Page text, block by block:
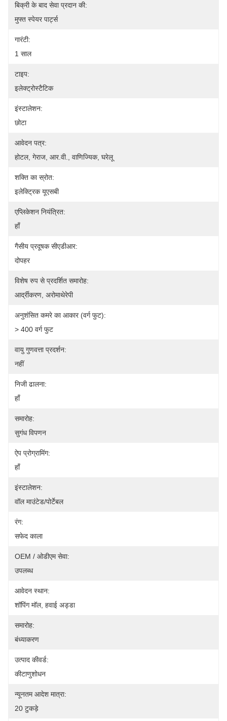
बिक्री के बाद सेवा प्रदान की:
मुफ्त स्पेयर पार्ट्स
गारंटी:
1 साल
टाइप:
इलेक्ट्रोस्टैटिक
इंस्टालेशन:
छोटा
आवेदन पत्र:
होटल, गेराज, आर.वी., वाणिज्यिक, घरेलू
शक्ति का स्रोत:
इलेक्ट्रिक यूएसबी
एप्लिकेशन नियंत्रित:
हाँ
गैसीय प्रदूषक सीएडीआर:
दोपहर
विशेष रुप से प्रदर्शित समारोह:
आर्द्रीकरण, अरोमाथेरेपी
अनुशंसित कमरे का आकार (वर्ग फुट):
> 400 वर्ग फुट
वायु गुणवत्ता प्रदर्शन:
नहीं
निजी ढालना:
हाँ
समारोह:
सुगंध विपणन
ऐप प्रोग्रामिंग:
हाँ
इंस्टालेशन:
वॉल माउंटेड/पोर्टेबल
रंग:
सफेद काला
OEM / ओडीएम सेवा:
उपलब्ध
आवेदन स्थान:
शॉपिंग मॉल, हवाई अड्डा
समारोह:
बंध्याकरण
उत्पाद कीवर्ड:
कीटाणुशोधन
न्यूनतम आदेश मात्रा:
20 टुकड़े